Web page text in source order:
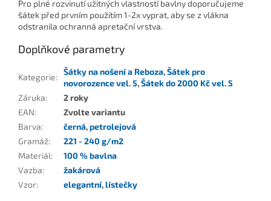
Pro plné rozvinutí užitných vlastností bavlny doporučujeme
šátek před prvním použitím 1-2x vyprat, aby se z vlákna
odstranila ochranná apretační vrstva.
Doplňkové parametry
Kategorie:
Šátky na nošení a Reboza,Šátek pro
novorozence vel. 5,Šátek do 2000 Kč vel. 5
Záruka:
2 roky
EAN:
Zvolte variantu
Barva: černá,petrolejová
Gramáž:
221 - 240 g/m2
Materiál:
100 % bavlna
Vazba:
žakárová
Vzor: elegantní,lístečky